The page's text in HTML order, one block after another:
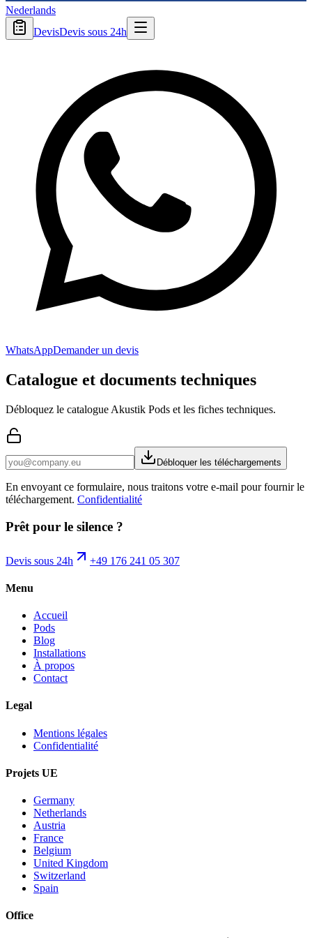
Nederlands
DevisDevis sous 24h
WhatsAppDemander un devis
Catalogue et documents techniques
Débloquez le catalogue Akustik Pods et les fiches techniques.
Débloquer les téléchargements
En envoyant ce formulaire, nous traitons votre e-mail pour fournir le
téléchargement. Confidentialité
Prêt pour le silence ?
Devis sous 24h +49 176 241 05 307
Menu
Accueil
Pods
Blog
Installations
À propos
Contact
Legal
Mentions légales
Confidentialité
Projets UE
Germany
Netherlands
Austria
France
Belgium
United Kingdom
Switzerland
Spain
Office